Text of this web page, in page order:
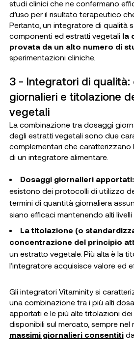
studi clinici che ne confermano
d’uso per il risultato terapeutico
Pertanto, un integratore di qualità
componenti ed estratti vegetali la
provata da un alto numero di
sperimentazioni cliniche.
3 - Integratori di qualità:
giornalieri e titolazione
vegetali
La combinazione tra dosaggi
degli estratti vegetali sono due
complementari che caratterizzano
di un integratore alimentare.
Dosaggi giornalieri apportati:
esistono dei protocolli di utilizzo
termini di quantità giornaliera
siano efficaci mantenendo alti livelli
La titolazione (o
concentrazione del principio
un estratto vegetale. Più alta è la
l’integratore acquisisce valore ed
Gli integratori Vitaminity si
una combinazione tra i più alti
apportati e le più alte titolazioni
disponibili sul mercato, sempre nel
massimi giornalieri consentiti